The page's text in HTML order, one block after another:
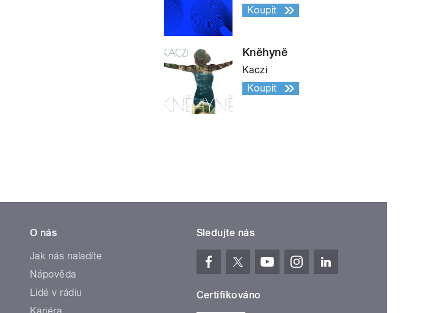
Koupit
Kněhyně
Kaczi
Koupit
O nás
Jak nás naladíte
Nápověda
Lidé v rádiu
Sledujte nás
Certifikováno